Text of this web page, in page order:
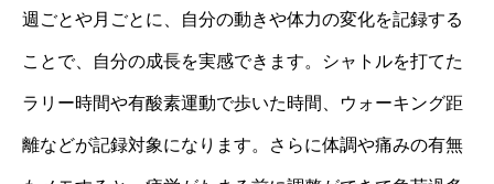
週ごとや月ごとに、自分の動きや体力の変化を記録する
ことで、自分の成長を実感できます。シャトルを打てた
ラリー時間や有酸素運動で歩いた時間、ウォーキング距
離などが記録対象になります。さらに体調や痛みの有無